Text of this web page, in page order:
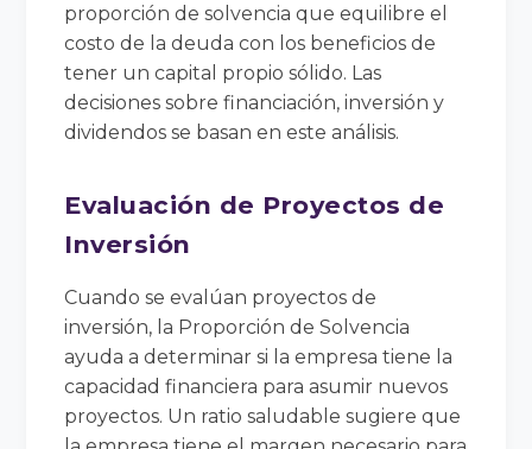
proporción de solvencia que equilibre el
costo de la deuda con los beneficios de
tener un capital propio sólido. Las
decisiones sobre financiación, inversión y
dividendos se basan en este análisis.
Evaluación de Proyectos de
Inversión
Cuando se evalúan proyectos de
inversión, la Proporción de Solvencia
ayuda a determinar si la empresa tiene la
capacidad financiera para asumir nuevos
proyectos. Un ratio saludable sugiere que